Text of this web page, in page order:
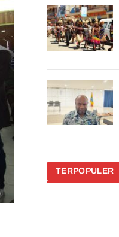
TERPOPULER